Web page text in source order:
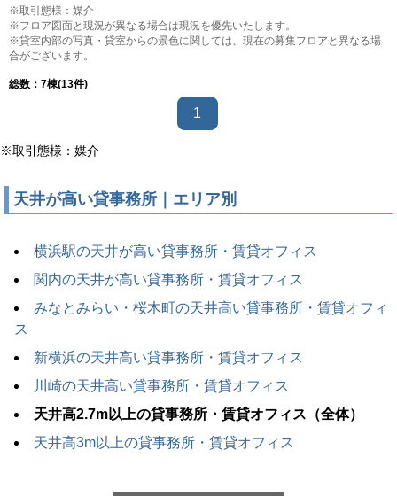
※取引態様：媒介
※フロア図面と現況が異なる場合は現況を優先いたします。
※貸室内部の写真・貸室からの景色に関しては、現在の募集フロアと異なる場
合がございます。
総数： 7棟(13件)
1
※取引態様：媒介
天井が高い貸事務所｜エリア別
横浜駅の天井が高い貸事務所・賃貸オフィス
関内の天井が高い貸事務所・賃貸オフィス
みなとみらい・桜木町の天井高い貸事務所・賃貸オフィ
ス
新横浜の天井高い貸事務所・賃貸オフィス
川崎の天井高い貸事務所・賃貸オフィス
天井高2.7m以上の貸事務所・賃貸オフィス（全体）
天井高3m以上の貸事務所・賃貸オフィス